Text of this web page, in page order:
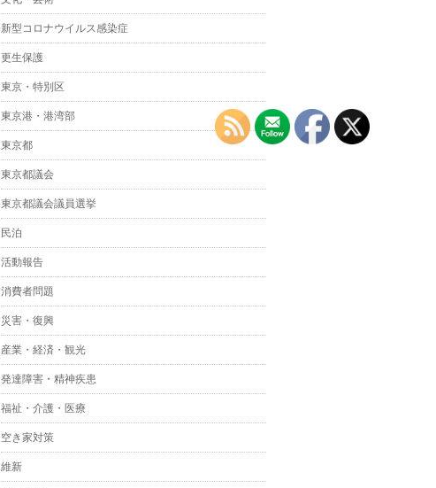
新型コロナウイルス感染症
更生保護
東京・特別区
東京港・港湾部
東京都
東京都議会
東京都議会議員選挙
民泊
活動報告
消費者問題
災害・復興
産業・経済・観光
発達障害・精神疾患
福祉・介護・医療
空き家対策
維新